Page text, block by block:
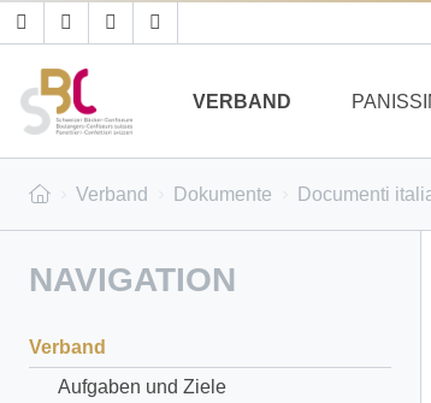
VERBAND
Verband Dokumente Documenti
NAVIGATION
Verband
Aufgaben und Ziele